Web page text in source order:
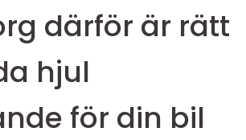
därför är rätt
hjul
för din bil